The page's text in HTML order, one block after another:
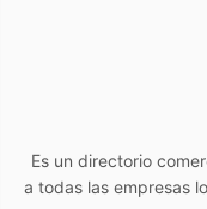
Es un directorio
a todas las empresas